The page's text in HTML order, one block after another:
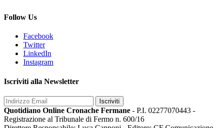
Follow Us
Facebook
Twitter
LinkedIn
Instagram
Iscriviti alla Newsletter
Iscriviti
Quotidiano Online Cronache Fermane - P.I. 02277070443 -
Registrazione al Tribunale di Fermo n. 600/16